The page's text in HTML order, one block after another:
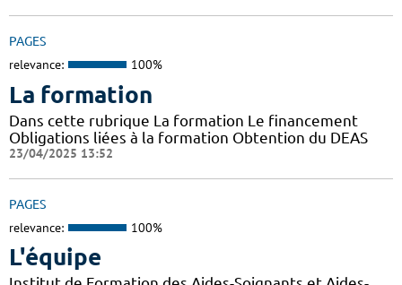
PAGES
relevance: 100%
La formation
Dans cette rubrique La formation Le financement
Obligations liées à la formation Obtention du DEAS
23/04/2025 13:52
PAGES
relevance: 100%
L'équipe